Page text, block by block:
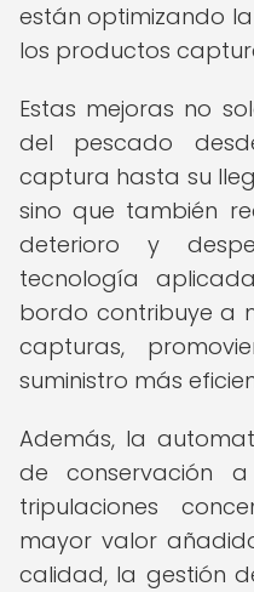
están optimizando
los productos
Estas mejoras no
del pescado
captura hasta su
sino que también
deterioro y
tecnología
bordo contribuye a
capturas,
suministro más
Además, la
de conservación
tripulaciones
mayor valor
calidad, la gestión